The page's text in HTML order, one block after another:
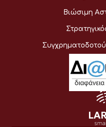
Βιώσιμη